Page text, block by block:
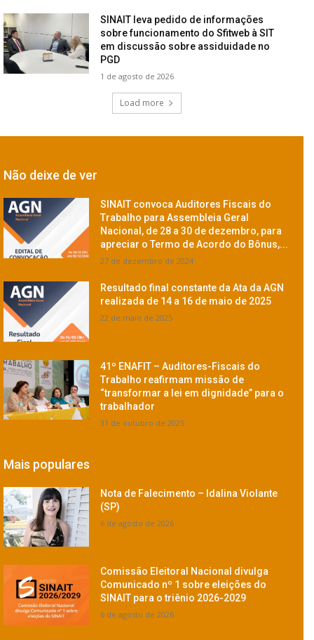
SINAIT leva pedido de informações
sobre funcionamento do Sfitweb à SIT
em discussão sobre assiduidade no
PGD
1 de agosto de 2026
Load more
Não deixe de ver
SINAIT convoca Auditores Fiscais do
Trabalho para Assembleia Geral
Nacional, de 28 a 30 de dezembro, para
apreciar o Termo de Acordo do Bônus,...
27 de dezembro de 2024
Resultado final constante da Ata da AGN
realizada de 14 a 16 de maio de 2025
22 de maio de 2025
41º ENAFIT – Auditores-Fiscais do
Trabalho reafirmam missão de
“transformar a lei em dignidade” para o
trabalhador
31 de outubro de 2025
Mais populares
Nota de Falecimento – Idalina Violante
(SP)
6 de agosto de 2026
Comissão Eleitoral Nacional divulga
Comunicado nº 1 sobre eleições do
SINAIT para o triênio 2026-2029
6 de agosto de 2026